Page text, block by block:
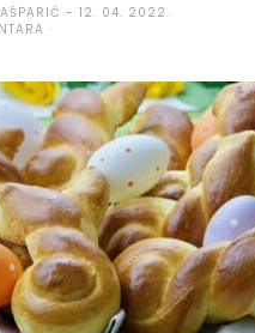
12. 04. 2022.